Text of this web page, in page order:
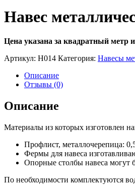
Навес
Цена указана за квадратный метр
Артикул: Н014 Категория: Навесы
Описание
Отзывы (0)
Описание
Материалы из которых изготовлен
Профлист, металлочерепица:
Фермы для навеса
Опорные столбы навеса могут
По необходимости комплектуются